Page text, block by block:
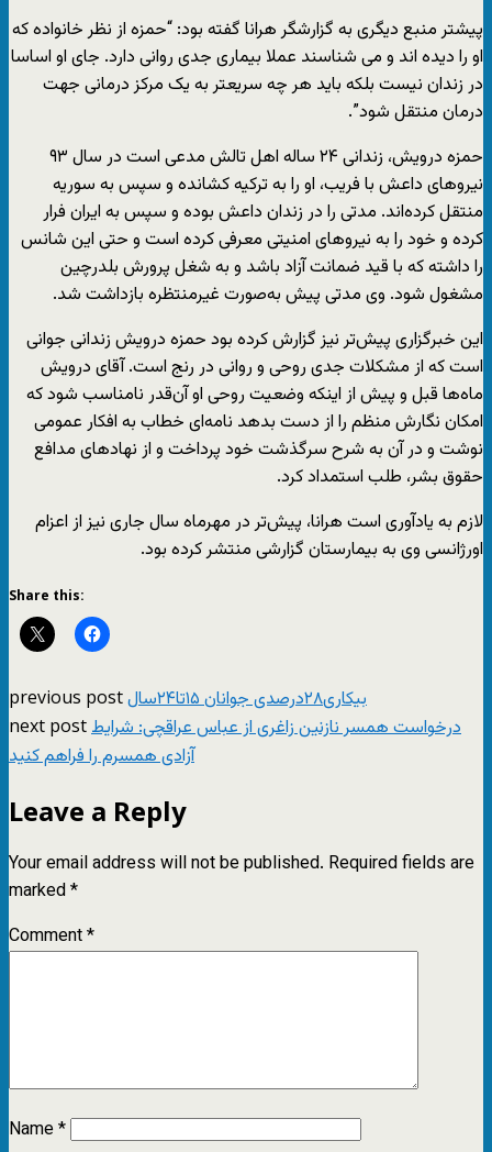
پیشتر منبع دیگری به گزارشگر هرانا گفته بود: “حمزه از نظر خانواده که
او را دیده اند و می شناسند عملا بیماری جدی روانی دارد. جای او اساسا
در زندان نیست بلکه باید هر چه سریعتر به یک مرکز درمانی جهت
درمان منتقل شود”.
حمزه درویش، زندانی ۲۴ ساله اهل تالش مدعی است در سال ۹۳
نیروهای داعش با فریب، او را به ترکیه کشانده و سپس به سوریه
منتقل کرده‌اند. مدتی را در زندان داعش بوده و سپس به ایران فرار
کرده و خود را به نیروهای امنیتی معرفی کرده است و حتی این شانس
را داشته که با قید ضمانت آزاد باشد و به شغل پرورش بلدرچین
مشغول شود. وی مدتی پیش به‌صورت غیرمنتظره بازداشت شد.
این خبرگزاری پیش‌تر نیز گزارش کرده بود حمزه درویش زندانی جوانی
است که از مشکلات جدی روحی و روانی در رنج است. آقای درویش
ماه‌ها قبل و پیش از اینکه وضعیت روحی او آن‌قدر نامناسب شود که
امکان نگارش منظم را از دست بدهد نامه‌ای خطاب به افکار عمومی
نوشت و در آن به شرح سرگذشت خود پرداخت و از نهادهای مدافع
حقوق بشر، طلب استمداد کرد.
لازم به یادآوری است هرانا، پیش‌تر در مهرماه سال جاری نیز از اعزام
اورژانسی وی به بیمارستان گزارشی منتشر کرده بود.
Share this:
previous post بیکاری۲۸درصدی جوانان ۱۵تا۲۴سال
next postدرخواست همسر نازنین زاغری از عباس عراقچی: شرایط
آزادی همسرم را فراهم کنید
Leave a Reply
Your email address will not be published. Required fields are
marked*
Comment*
Name*